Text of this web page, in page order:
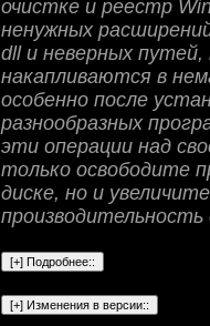
очистке и реестр
ненужных
dll и неверных
накапливаются в
особенно после
разнообразных
эти операции над
только освободите
диске, но и увеличите